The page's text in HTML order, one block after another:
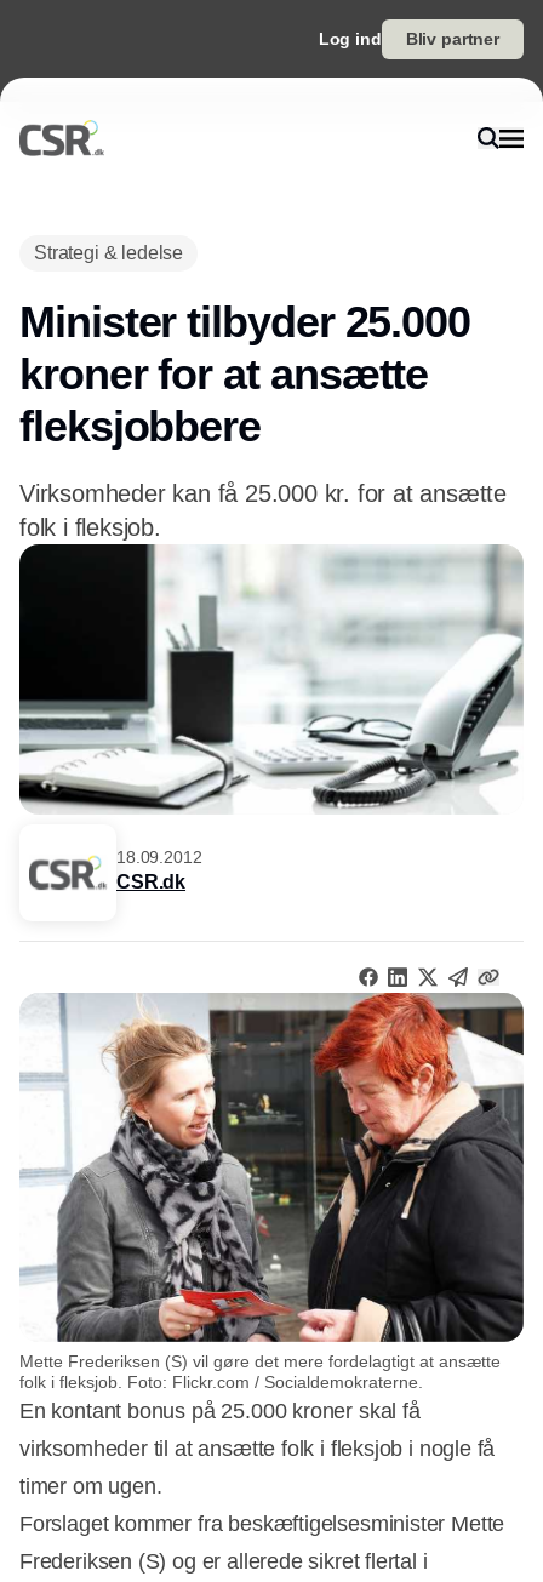
Log ind Bliv partner
Strategi & ledelse
Minister tilbyder 25.000
kroner for at ansætte
fleksjobbere
Virksomheder kan få 25.000 kr. for at ansætte
folk i fleksjob.
18.09.2012
CSR.dk
Mette Frederiksen (S) vil gøre det mere fordelagtigt at ansætte
folk i fleksjob. Foto: Flickr.com / Socialdemokraterne.
En kontant bonus på 25.000 kroner skal få
virksomheder til at ansætte folk i fleksjob i nogle få
timer om ugen.
Forslaget kommer fra beskæftigelsesminister Mette
Frederiksen (S) og er allerede sikret flertal i